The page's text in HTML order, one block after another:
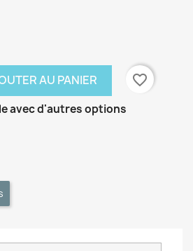
AU PANIER
favorite_border
avec d'autres options